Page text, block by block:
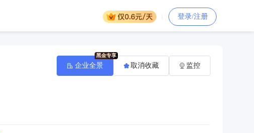
登录/注册
企业全景 取消收藏 监控